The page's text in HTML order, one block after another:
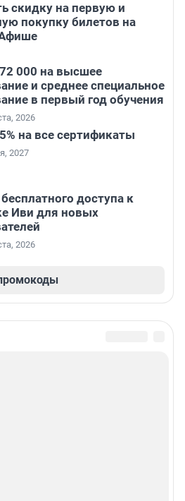
скидку на первую и
покупку билетов на
000 на высшее
и среднее специальное
в первый год обучения
2026
на все сертификаты
2027
доступа к
Иви для новых
2026